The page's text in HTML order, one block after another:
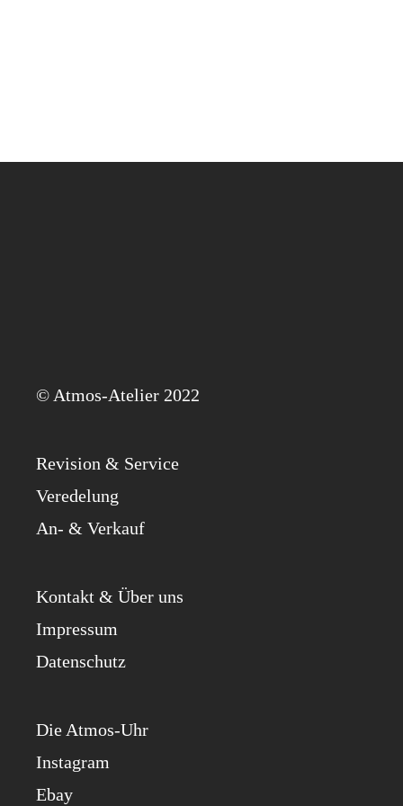
© Atmos-Ate­lier 2022
Revi­si­on & Service
Ver­ede­lung
An- & Verkauf
Kon­takt & Über uns
Impres­sum
Daten­schutz
Die Atmos-Uhr
Insta­gram
Ebay